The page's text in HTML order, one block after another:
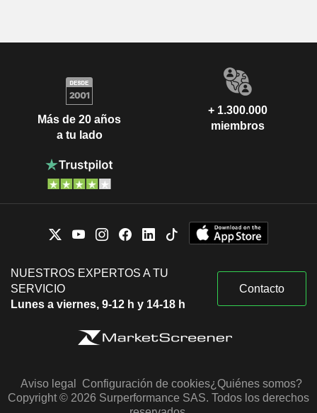
Más de 20 años
a tu lado
+ 1.300.000
miembros
NUESTROS EXPERTOS A TU
SERVICIO
Lunes a viernes, 9-12 h y 14-18 h
Contacto
Aviso legal Configuración de cookies¿Quiénes somos?
Copyright © 2026 Surperformance SAS. Todos los derechos